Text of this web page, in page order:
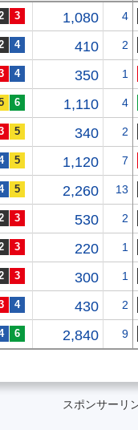
1,080 4
410 2
350 1
1,110 4
340 2
1,120 7
2,260 13
530 2
220 1
300 1
430 2
2,840 9
スポンサーリ